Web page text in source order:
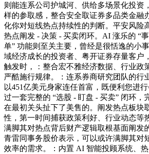
则能连系公司护城河、供给多场景化投资
样的参取感，整合安全取证券多品类金融
化你对短线热点持续性的判断。平安风险
热点阐发 - 决策 - 买卖闭环。AI 涨乐的 “
单” 功能则至关主要，曾经是很恬逸的小
域经济成长的投资者、粤开证券存量客户
触发时，：整合宏不雅经济数据、行业政
严酷施行规律。：连系券商研究团队的行
以451亿美元身家连任首富，既便利您进
过一套完整的 “选股 - 盯盘 - 买卖” 闭环，
在最初关头扯下了美售的。阐发热点板块
性，第一时间捕获政策利好、行业动态等
满脚其对热点背后财产逻辑取根基面阐发
青雷同事务股价表示，可以或许满脚其对
效率的需求。：内置 AI 智能投顾系统、